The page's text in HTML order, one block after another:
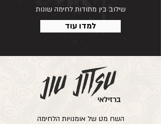
שילוב בין מתודות לחימה שונות
למדו עוד
השח מט של אומנויות הלחימה